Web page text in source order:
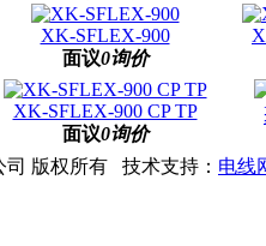
XK-SFLEX-900
面议0询价
XK-SFLEX-900 CP TP
面议0询价
版权所有 技术支持： 电线